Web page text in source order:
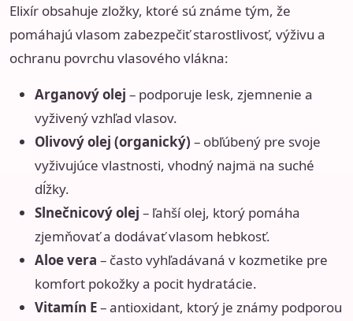
Elixír obsahuje zložky, ktoré sú známe tým, že
pomáhajú vlasom zabezpečiť starostlivosť, výživu a
ochranu povrchu vlasového vlákna:
Arganový olej – podporuje lesk, zjemnenie a
vyživený vzhľad vlasov.
Olivový olej (organický) – obľúbený pre svoje
vyživujúce vlastnosti, vhodný najmä na suché
dĺžky.
Slnečnicový olej – ľahší olej, ktorý pomáha
zjemňovať a dodávať vlasom hebkosť.
Aloe vera – často vyhľadávaná v kozmetike pre
komfort pokožky a pocit hydratácie.
Vitamín E– antioxidant, ktorý je známy podporou